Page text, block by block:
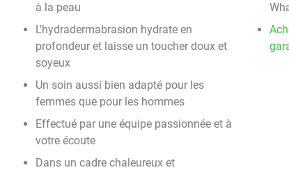
à la peau
L'hydradermabrasion hydrate en
profondeur et laisse un toucher doux et
soyeux
Un soin aussi bien adapté pour les
femmes que pour les hommes
Effectué par une équipe passionnée et à
votre écoute
Dans un cadre chaleureux et